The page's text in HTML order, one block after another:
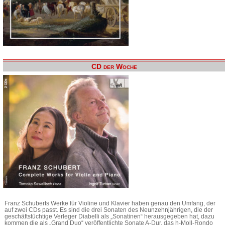
CD der Woche
Franz Schuberts Werke für Violine und Klavier haben genau den Umfang, der
auf zwei CDs passt. Es sind die drei Sonaten des Neunzehnjährigen, die der
geschäftstüchtige Verleger Diabelli als „Sonatinen“ herausgegeben hat, dazu
kommen die als „Grand Duo“ veröffentlichte Sonate A-Dur, das h-Moll-Rondo